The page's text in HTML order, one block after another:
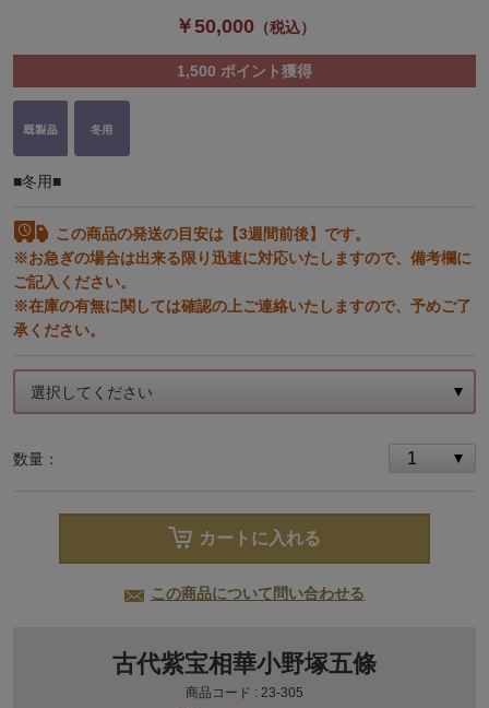
￥50,000（税込）
1,500 ポイント獲得
■冬用■
この商品の発送の目安は【3週間前後】です。
※お急ぎの場合は出来る限り迅速に対応いたしますので、備考欄に
ご記入ください。
※在庫の有無に関しては確認の上ご連絡いたしますので、予めご了
承ください。
選択してください
数量：
カートに入れる
この商品について問い合わせる
古代紫宝相華小野塚五條
商品コード : 23-305